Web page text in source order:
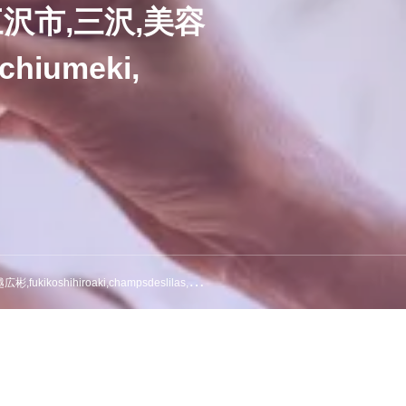
市,三沢,美容
,三沢,美容室,美容師,青森,シャンデリラ,shinichiumeki,